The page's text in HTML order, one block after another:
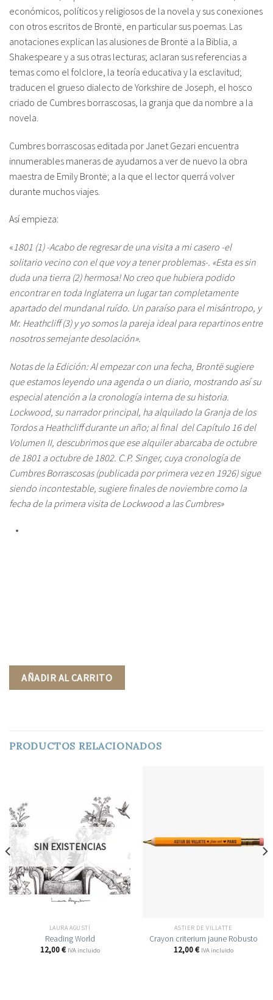
económicos, políticos y religiosos de la novela y sus conexiones
con otros escritos de Brontë, en particular sus poemas. Las
anotaciones explican las alusiones de Brontë a la Biblia, a
Shakespeare y a sus otras lecturas; aclaran sus referencias a
temas como el folclore, la teoría educativa y la esclavitud;
traducen el grueso dialecto de Yorkshire de Joseph, el hosco
criado de Cumbres borrascosas, la granja que da nombre a la
novela.
Cumbres borrascosas editada por Janet Gezari encuentra
innumerables maneras de ayudarnos a ver de nuevo la obra
maestra de Emily Brontë; a la que el lector querrá volver
durante muchos viajes.
Así empieza:
«1801 (1) -Acabo de regresar de una visita a mi casero -el
solitario vecino con el que voy a tener problemas-. «Esta es sin
duda una tierra (2) hermosa! No creo que hubiera podido
encontrar en toda Inglaterra un lugar tan completamente
apartado del mundanal ruído. Un paraíso para el misántropo, y
Mr. Heathcliff (3) y yo somos la pareja ideal para repartinos entre
nosotros semejante desolación».
Notas de la Edición: Al empezar con una fecha, Brontë sugiere
que estamos leyendo una agenda o un diario, mostrando así su
especial atención a la cronología interna de su historia.
Lockwood, su narrador principal, ha alquilado la Granja de los
Tordos a Heathcliff durante un año; al final del Capítulo 16 del
Volumen II, descubrimos que ese alquiler abarcaba de octubre
de 1801 a octubre de 1802. C.P. Singer, cuya cronología de
Cumbres Borrascosas (publicada por primera vez en 1926) sigue
siendo incontestable, sugiere finales de noviembre como la
fecha de la primera visita de Lockwood a las Cumbres»
AÑADIR AL CARRITO
PRODUCTOS RELACIONADOS
SIN EXISTENCIAS
LAURA AGUSTÍ
Reading World
12,00€ IVA incluido
ASTIER DE VILLATTE
Crayon criterium jaune Robusto
12,00€ IVA incluido